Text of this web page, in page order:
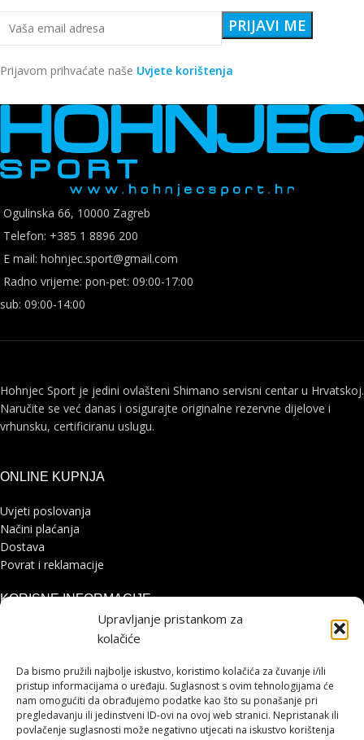
Upravljanje pristankom za
kolačiće
Da bismo pružili najbolje iskustvo, koristimo kolačića za čuvanje i/ili
pristup informacijama o uređaju. Suglasnost s ovim tehnologijama će
nam omogućiti da obrađujemo podatke kao što su ponašanje pri
pregledavanju ili jedinstveni ID-ovi na ovoj web stranici. Nepristanak ili
povlačenje suglasnosti može negativno utjecati na iskustvo korištenja
Prijavom prihvaćate naše Uvjete korištenja
Ogulinska 66, 10000 Zagreb
Telefon: +385 1 8896 200
E mail: hohnjec.sport@gmail.com
Radno vrijeme: pon-pet: 09:00-17:00
sub: 09:00-14:00
Hohnjec Sport je jedini ovlašteni Shimano servisni centar u Hrvatskoj.
Naručite se već danas i osigurajte originalne rezervne dijelove i
vrhunsku, certificiranu uslugu.
ONLINE KUPNJA
Uvjeti poslovanja
Načini plaćanja
Dostava
Povrat i reklamacije
KORISNE INFORMACIJE
Zaštita osobnih podataka
Pohvale i prigovori
Platforma za online rješavanje sporova
STRANICE